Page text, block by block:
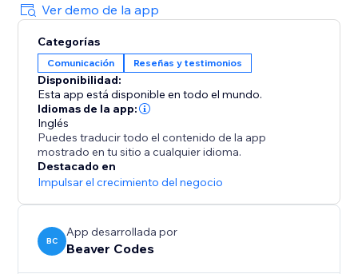
on every device.
- Smart Filtering: Choose which reviews to show
based on star ratings.
Perfect for restaurants, salons, clinics, agencies, e-
commerce stores, and any business that wants to
turn customer feedback into a conversion tool.
Live on over 13,000 sites. Start your free 14-day trial
today - no credit card required.
Ver demo de la app
Categorías
Comunicación Reseñas y testimonios
Disponibilidad:
Esta app está disponible en todo el mundo.
Idiomas de la app:
Inglés
Puedes traducir todo el contenido de la app
mostrado en tu sitio a cualquier idioma.
Destacado en
Impulsar el crecimiento del negocio
BC
App desarrollada por
Beaver Codes